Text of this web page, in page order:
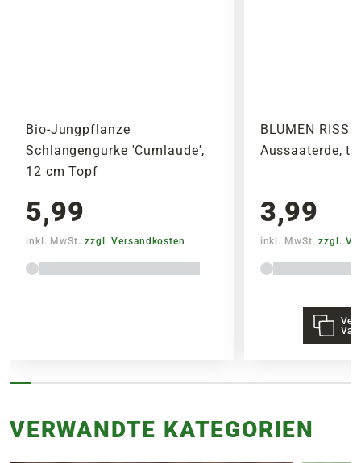
Bio-Jungpflanze
Schlangengurke 'Cumlaude',
12 cm Topf
5,99
inkl. MwSt. zzgl. Versandkosten
BLUMEN
Aussaaterde,
3,99
inkl. MwSt.zzgl.
VERWANDTE KATEGORIEN